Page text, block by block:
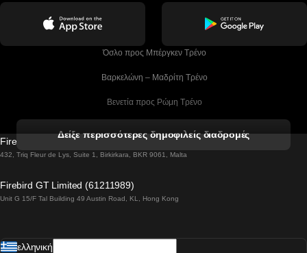
Όσλο προς Μπέργκεν Tρένο
Βαρκελώνη – Μαδρίτη Tρένο
Βενετία προς Ρώμη Τρένο
Βιέννη προς Σάλτσμπουργκ Τρένα
Βουδαπέστη προς Πράγα Tρένο
Δείξε περισσότερες δημοφιλείς διαδρομές
Firebird GT Limited (OC 1451)
432, Triq Fleur de Lys, Suite 1, Birkirkara, BKR 9061, Malta
Firebird GT Limited (61211989)
Unit G 15/F Tal Building 49 Austin Road, KL, Hong Kong
ελληνική